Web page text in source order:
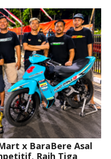
x BaraBere Asal
Raih Tiga